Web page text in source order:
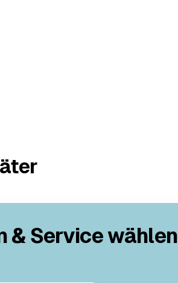
& Service wählen